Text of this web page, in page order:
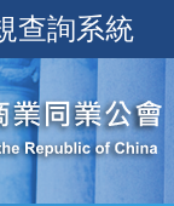
查詢系統